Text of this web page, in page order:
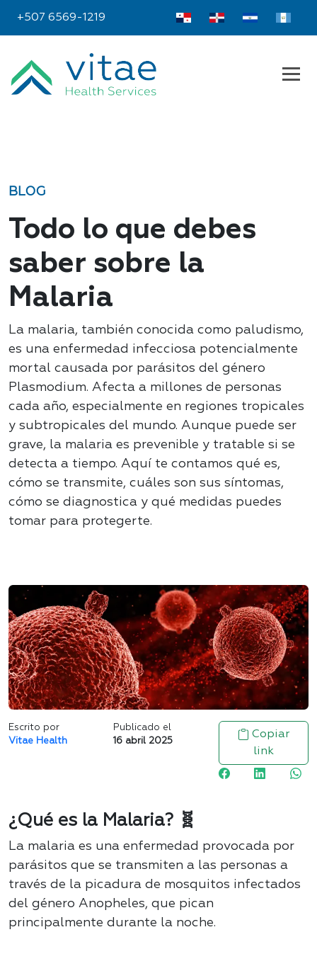
+507 6569-1219
BLOG
Todo lo que debes
saber sobre la
Malaria
La malaria, también conocida como paludismo,
es una enfermedad infecciosa potencialmente
mortal causada por parásitos del género
Plasmodium. Afecta a millones de personas
cada año, especialmente en regiones tropicales
y subtropicales del mundo. Aunque puede ser
grave, la malaria es prevenible y tratable si se
detecta a tiempo. Aquí te contamos qué es,
cómo se transmite, cuáles son sus síntomas,
cómo se diagnostica y qué medidas puedes
tomar para protegerte.
Escrito por
Vitae Health
Publicado el
16 abril 2025
Copiar
link
¿Qué es la Malaria? 🧬
La malaria es una enfermedad provocada por
parásitos que se transmiten a las personas a
través de la picadura de mosquitos infectados
del género Anopheles, que pican
principalmente durante la noche.